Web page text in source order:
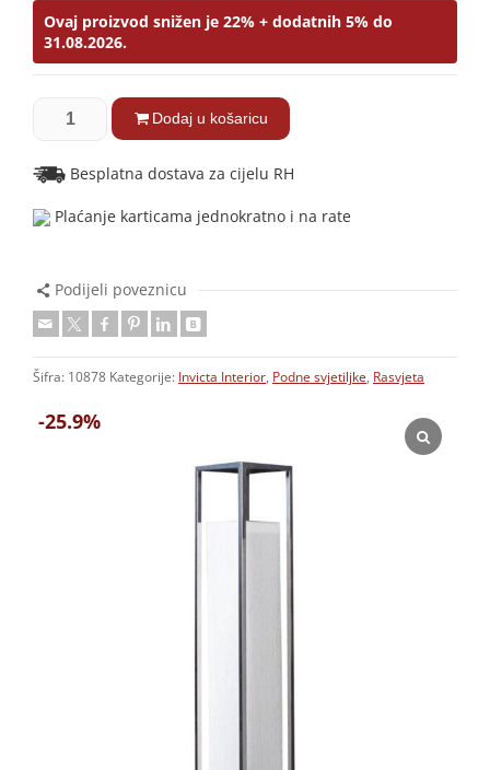
-25.9%
Ovaj proizvod snižen je 22% + dodatnih 5% do
31.08.2026.
Dodaj u košaricu
Besplatna dostava za cijelu RH
Plaćanje karticama jednokratno i na rate
Podijeli poveznicu
Šifra: 10878 Kategorije: Invicta Interior, Podne svjetiljke, Rasvjeta